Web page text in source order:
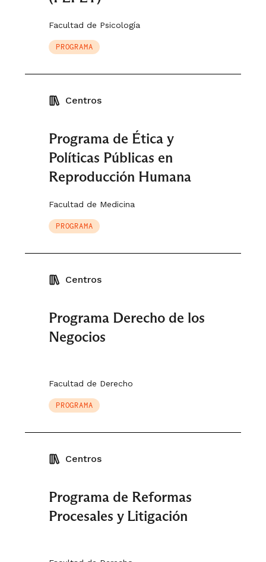
Facultad de Psicología
PROGRAMA
Centros
Programa de Ética y
Políticas Públicas en
Reproducción Humana
Facultad de Medicina
PROGRAMA
Centros
Programa Derecho de los
Negocios
Facultad de Derecho
PROGRAMA
Centros
Programa de Reformas
Procesales y Litigación